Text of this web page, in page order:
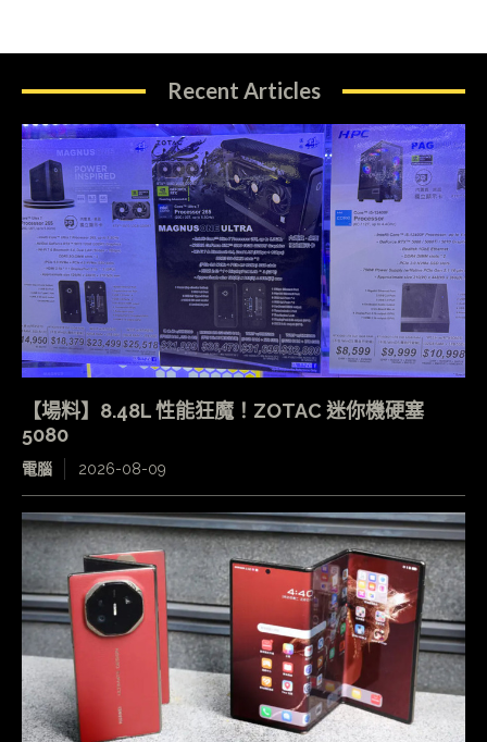
Recent Articles
【場料】8.48L 性能狂魔！ZOTAC 迷你機硬塞
5080
電腦 2026-08-09